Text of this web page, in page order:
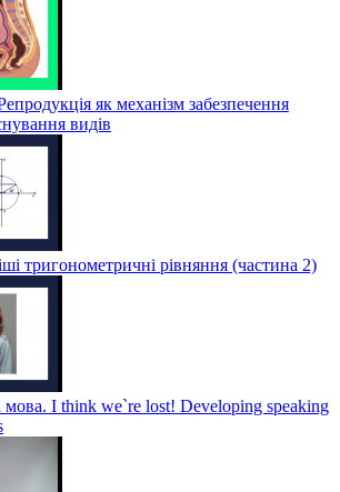
Репродукція як механізм забезпечення
видів
тригонометричні рівняння (частина 2)
мова. I think we`re lost! Developing speaking